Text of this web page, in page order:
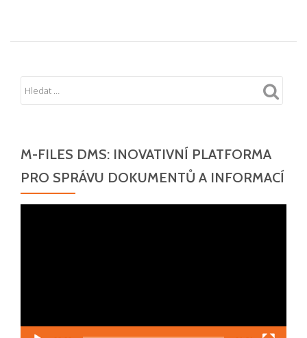
M-FILES DMS: INOVATIVNÍ PLATFORMA
PRO SPRÁVU DOKUMENTŮ A INFORMACÍ